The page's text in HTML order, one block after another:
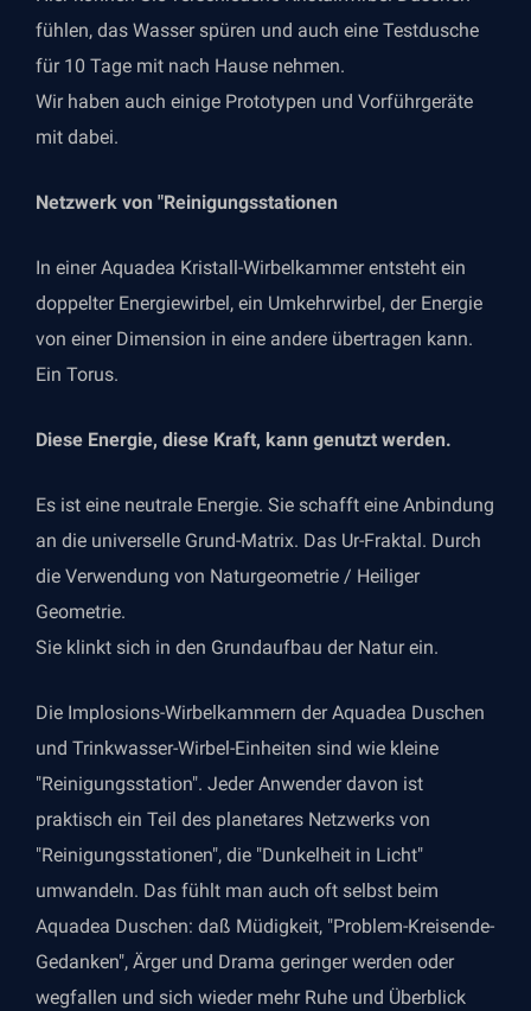
fühlen, das Wasser spüren und auch eine Testdusche
für 10 Tage mit nach Hause nehmen.
Wir haben auch einige Prototypen und Vorführgeräte
mit dabei.
Netzwerk von "Reinigungsstationen
In einer Aquadea Kristall-Wirbelkammer entsteht ein
doppelter Energiewirbel, ein Umkehrwirbel, der Energie
von einer Dimension in eine andere übertragen kann.
Ein Torus.
Diese Energie, diese Kraft, kann genutzt werden.
Es ist eine neutrale Energie. Sie schafft eine Anbindung
an die universelle Grund-Matrix. Das Ur-Fraktal. Durch
die Verwendung von Naturgeometrie / Heiliger
Geometrie.
Sie klinkt sich in den Grundaufbau der Natur ein.
Die Implosions-Wirbelkammern der Aquadea Duschen
und Trinkwasser-Wirbel-Einheiten sind wie kleine
"Reinigungsstation". Jeder Anwender davon ist
praktisch ein Teil des planetares Netzwerks von
"Reinigungsstationen", die "Dunkelheit in Licht"
umwandeln. Das fühlt man auch oft selbst beim
Aquadea Duschen: daß Müdigkeit, "Problem-Kreisende-
Gedanken", Ärger und Drama geringer werden oder
wegfallen und sich wieder mehr Ruhe und Überblick